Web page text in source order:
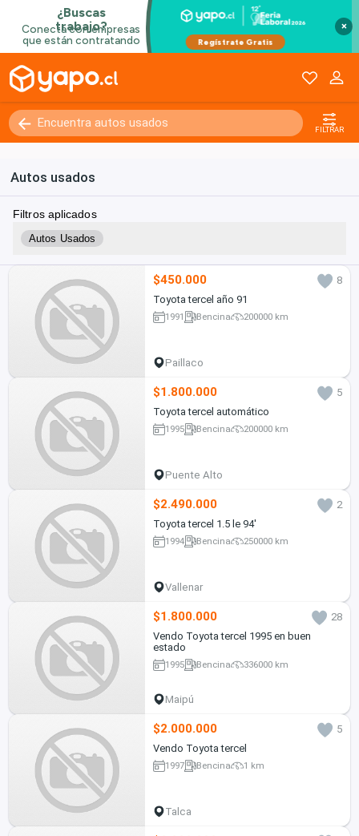
×
FILTRAR
Autos usados
Filtros aplicados
Autos Usados
$450.000
8
Toyota tercel año 91
1991 Bencina 200000 km
Paillaco
$1.800.000
5
Toyota tercel automático
1995 Bencina 200000 km
Puente Alto
$2.490.000
2
Toyota tercel 1.5 le 94'
1994 Bencina 250000 km
Vallenar
$1.800.000
28
Vendo Toyota tercel 1995 en buen
estado
1995 Bencina 336000 km
Maipú
$2.000.000
5
Vendo Toyota tercel
1997 Bencina 1 km
Talca